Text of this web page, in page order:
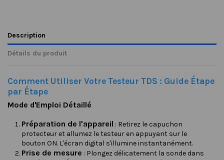
Description
Détails du produit
Comment Utiliser Votre Testeur TDS : Guide Étape
par Étape
Mode d'Emploi Détaillé
Préparation de l'appareil : Retirez le capuchon
protecteur et allumez le testeur en appuyant sur le
bouton ON. L'écran digital s'illumine instantanément.
Prise de mesure : Plongez délicatement la sonde dans